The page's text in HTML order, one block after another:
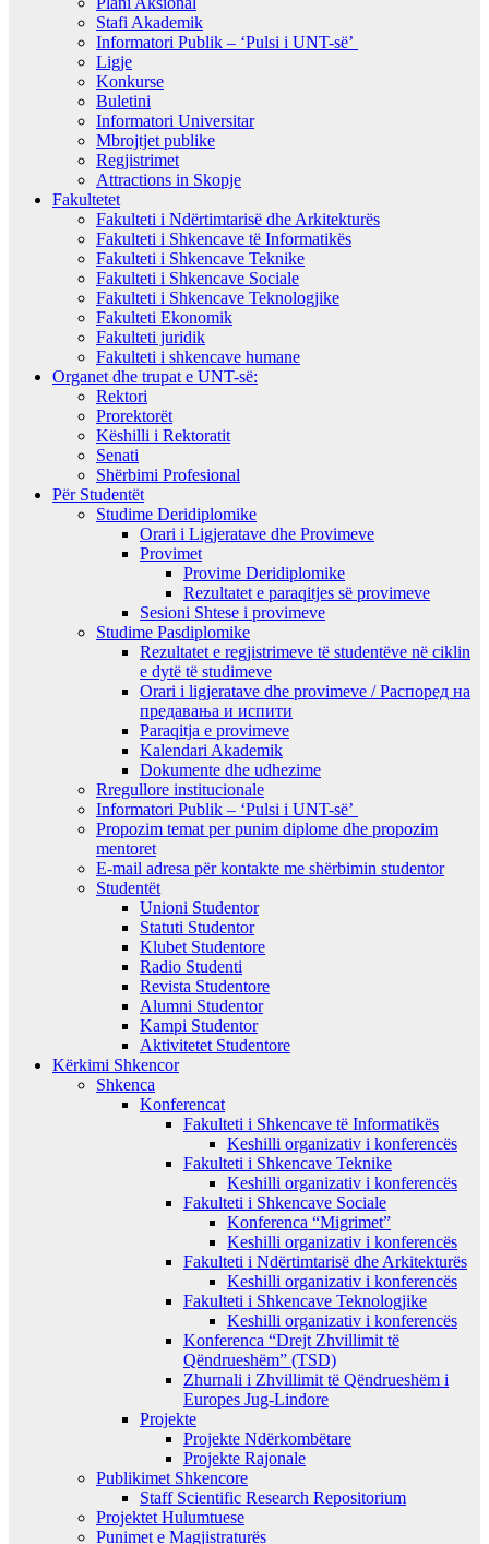
Stafi Akademik
Informatori Publik – ‘Pulsi i UNT-së’
Ligje
Konkurse
Buletini
Informatori Universitar
Mbrojtjet publike
Regjistrimet
Attractions in Skopje
Fakultetet
Fakulteti i Ndërtimtarisë dhe Arkitekturës
Fakulteti i Shkencave të Informatikës
Fakulteti i Shkencave Teknike
Fakulteti i Shkencave Sociale
Fakulteti i Shkencave Teknologjike
Fakulteti Ekonomik
Fakulteti juridik
Fakulteti i shkencave humane
Organet dhe trupat e UNT-së:
Rektori
Prorektorët
Këshilli i Rektoratit
Senati
Shërbimi Profesional
Për Studentët
Studime Deridiplomike
Orari i Ligjeratave dhe Provimeve
Provimet
Provime Deridiplomike
Rezultatet e paraqitjes së provimeve
Sesioni Shtese i provimeve
Studime Pasdiplomike
Rezultatet e regjistrimeve të studentëve në ciklin
e dytë të studimeve
Orari i ligjeratave dhe provimeve / Распоред на
предавањa и испити
Paraqitja e provimeve
Kalendari Akademik
Dokumente dhe udhezime
Rregullore institucionale
Informatori Publik – ‘Pulsi i UNT-së’
Propozim temat per punim diplome dhe propozim
mentoret
E-mail adresa për kontakte me shërbimin studentor
Studentët
Unioni Studentor
Statuti Studentor
Klubet Studentore
Radio Studenti
Revista Studentore
Alumni Studentor
Kampi Studentor
Aktivitetet Studentore
Kërkimi Shkencor
Shkenca
Konferencat
Fakulteti i Shkencave të Informatikës
Keshilli organizativ i konferencës
Fakulteti i Shkencave Teknike
Keshilli organizativ i konferencës
Fakulteti i Shkencave Sociale
Konferenca “Migrimet”
Keshilli organizativ i konferencës
Fakulteti i Ndërtimtarisë dhe Arkitekturës
Keshilli organizativ i konferencës
Fakulteti i Shkencave Teknologjike
Keshilli organizativ i konferencës
Konferenca “Drejt Zhvillimit të
Qëndrueshëm” (TSD)
Zhurnali i Zhvillimit të Qëndrueshëm i
Europes Jug-Lindore
Projekte
Projekte Ndërkombëtare
Projekte Rajonale
Publikimet Shkencore
Staff Scientific Research Repositorium
Projektet Hulumtuese
Punimet e Magjistraturës